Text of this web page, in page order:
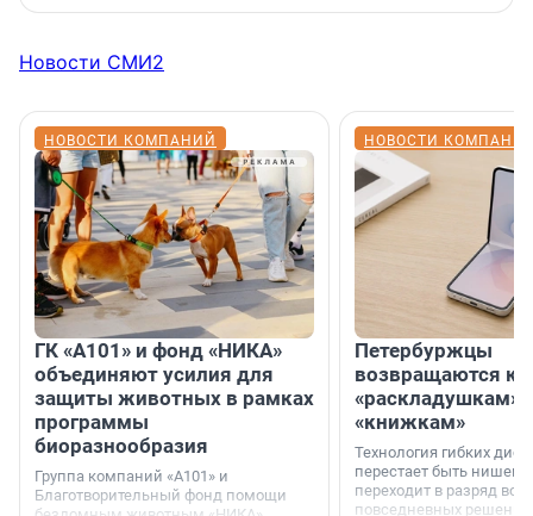
Новости СМИ2
НОВОСТИ КОМПАНИЙ
ГК «А101» и фонд «НИКА»
объединяют усилия для
защиты животных в рамках
программы
биоразнообразия
Группа компаний «А101» и
Благотворительный фонд помощи
НОВОСТИ
Петербуржцы
возвращаются к
«раскладушкам»
«книжкам»
Технология гибких
перестает быть
переходит в разряд
повседневных